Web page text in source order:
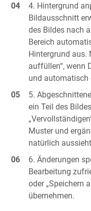
Hintergrund
Bildausschnitt
des Bildes nach
Bereich
Hintergrund aus.
auffüllen“, wenn
und automatisch
ein Teil des
Muster und
natürlich
Änderungen
Bearbeitung
oder „Speichern
übernehmen.